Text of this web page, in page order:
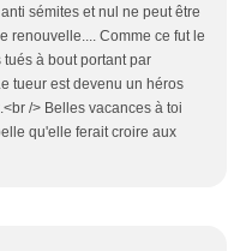
sémites et nul ne peut être
renouvelle.... Comme ce fut le
à bout portant par
tueur est devenu un héros
/> Belles vacances à toi
qu'elle ferait croire aux